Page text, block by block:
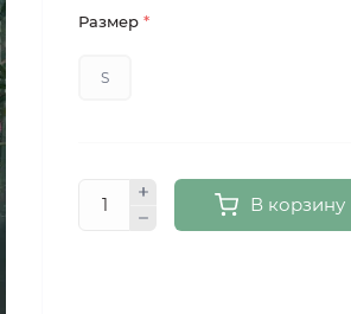
Размер *
S
В корзину